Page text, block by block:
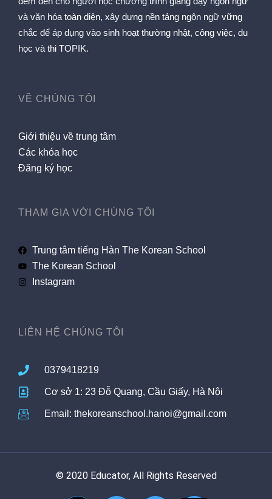
và văn hóa toàn diện, xây dựng nền tảng ngôn ngữ vững
chắc để áp dụng vào sinh hoạt thường nhật, công việc, du
học và thi TOPIK.
VỀ CHÚNG TÔI
Giới thiệu về trung tâm
Các khóa học
Đăng ký học
THAM GIA VỚI CHÚNG TÔI
Trung tâm tiếng Hàn The Korean School
The Korean School
Instagram
LIÊN HỆ CHÚNG TÔI
0379418219
Cơ sở 1: 23 Đỗ Quang, Cầu Giấy, Hà Nội
Email: thekoreanschool.hanoi@gmail.com
© 2020 Educator, All Rights Reserved